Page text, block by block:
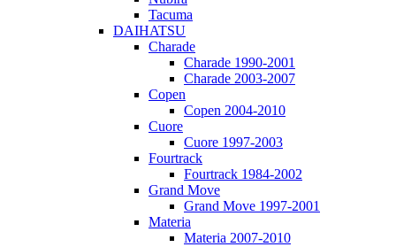
Tacuma
DAIHATSU
Charade
Charade 1990-2001
Charade 2003-2007
Copen
Copen 2004-2010
Cuore
Cuore 1997-2003
Fourtrack
Fourtrack 1984-2002
Grand Move
Grand Move 1997-2001
Materia
Materia 2007-2010